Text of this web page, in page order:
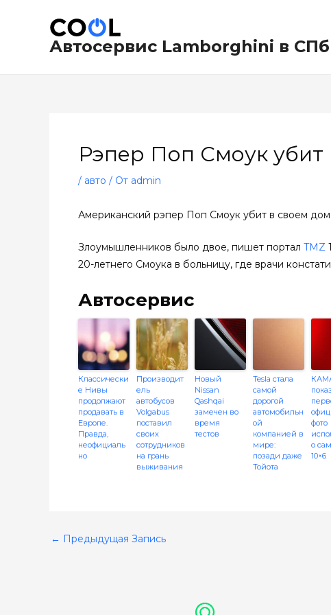
содержимомуАвтосервис Lamborghini в СПб
Рэпер Поп Смоук
/ авто / От admin
Американский рэпер Поп Смоук убит в своем
Злоумышленников было двое, пишет портал TMZ
20-летнего Смоука в больницу, где врачи
Автосервис
Классически
е Нивы
продолжают
продавать в
Европе.
Правда,
неофициаль
но
Производит
ель
автобусов
Volgabus
поставил
своих
сотрудников
на грань
выживания
Новый
Nissan
Qashqai
замечен во
время
тестов
Tesla стала
самой
дорогой
автомобильн
ой
компанией в
мире:
позади даже
Тойота
фото
о
10×6
по
записям
← Предыдущая Запись